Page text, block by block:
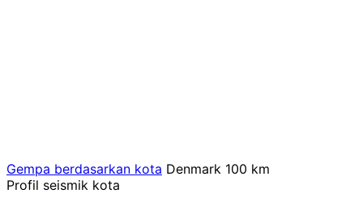
Gempa berdasarkan kota Denmark 100 km
Profil seismik kota